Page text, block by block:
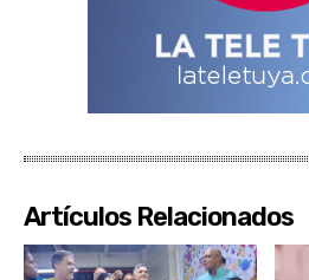
Artículos Relacionados